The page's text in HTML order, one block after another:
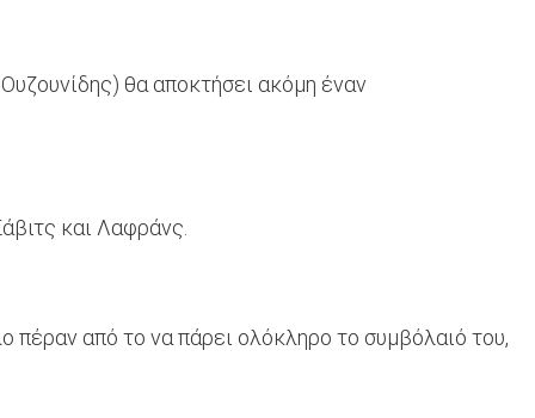
θα αποκτήσει ακόμη έναν
και Λαφράνς.
πέραν από το να πάρει ολόκληρο το συμβόλαιό του,